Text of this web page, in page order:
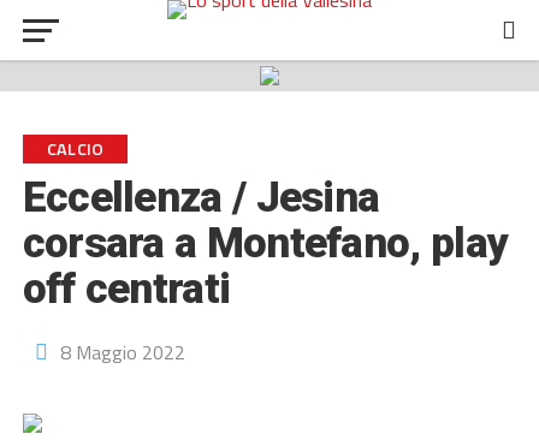
CALCIO
Eccellenza / Jesina
corsara a Montefano, play
off centrati
8 Maggio 2022